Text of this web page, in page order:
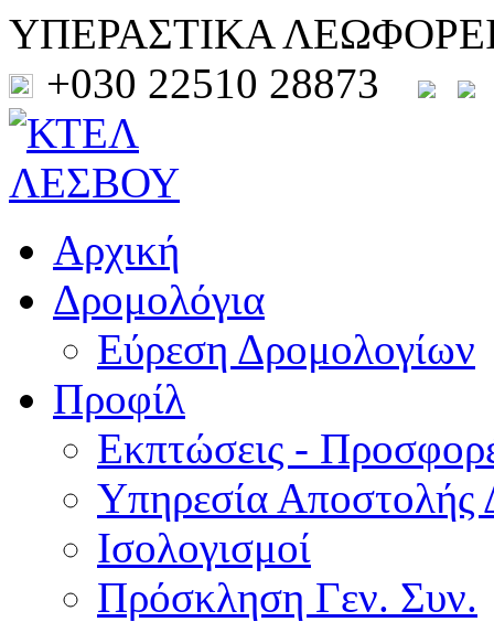
ΥΠΕΡΑΣΤΙΚΑ
+030 22510 28873
Αρχική
Δρομολόγια
Εύρεση Δρομολογίων
Προφίλ
Εκπτώσεις -
Υπηρεσία Αποστολής
Ισολογισμοί
Πρόσκληση Γεν. Συν.